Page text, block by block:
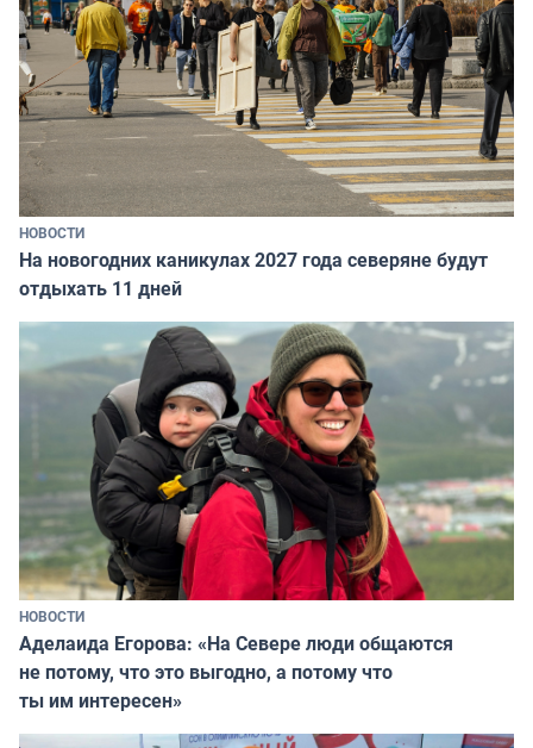
НОВОСТИ
На новогодних каникулах 2027 года северяне будут
отдыхать 11 дней
НОВОСТИ
Аделаида Егорова: «На Севере люди общаются
не потому, что это выгодно, а потому что
ты им интересен»